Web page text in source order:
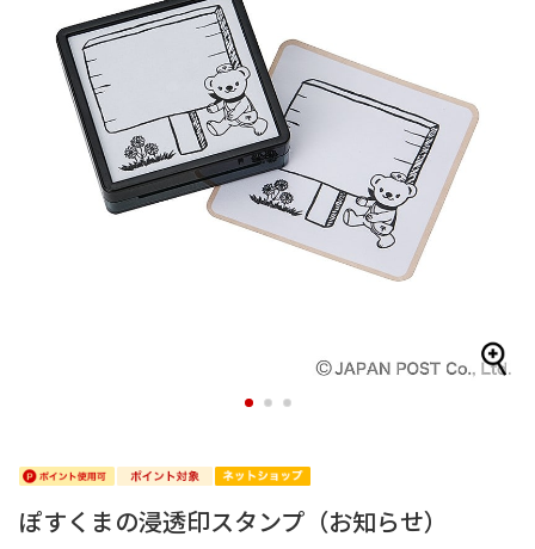
1 2 3
ぽすくまの浸透印スタンプ（お知らせ）